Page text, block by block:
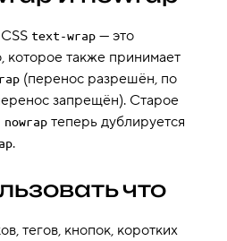
text-wrap — это
которое также принимает
(перенос разрешён, по
запрещён). Старое
теперь дублируется
.
что
тегов, кнопок, коротких